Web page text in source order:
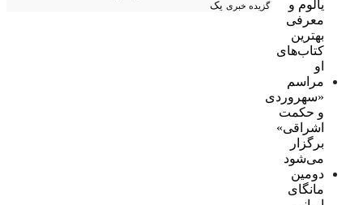
یالوم و
معرفی
بهترین
کتاب‌های
او
مراسم
«سهروردی
و حکمت
اشراقی»
برگزار
می‌شود
دومین
مانگای
گزیده خبری یک